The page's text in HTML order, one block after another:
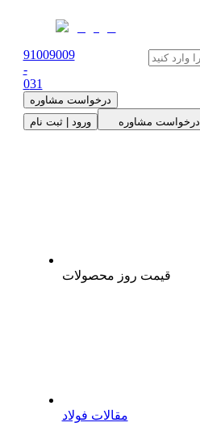
91009009
-
031
درخواست مشاوره
ورود | ثبت نام
درخواست مشاوره
قیمت روز محصولات
مقالات فولاد